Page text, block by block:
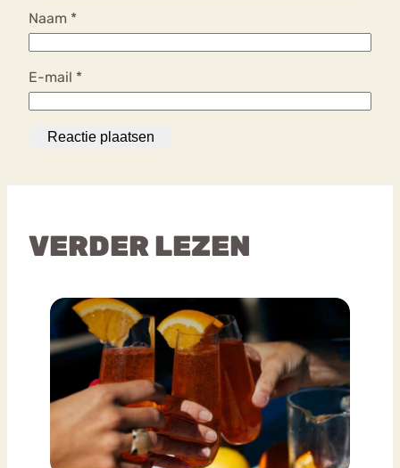
Naam *
E-mail *
VERDER LEZEN